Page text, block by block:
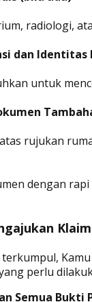
radiologi,
dan Identitas
untuk
rujukan
dengan
perlu
Semua Bukti